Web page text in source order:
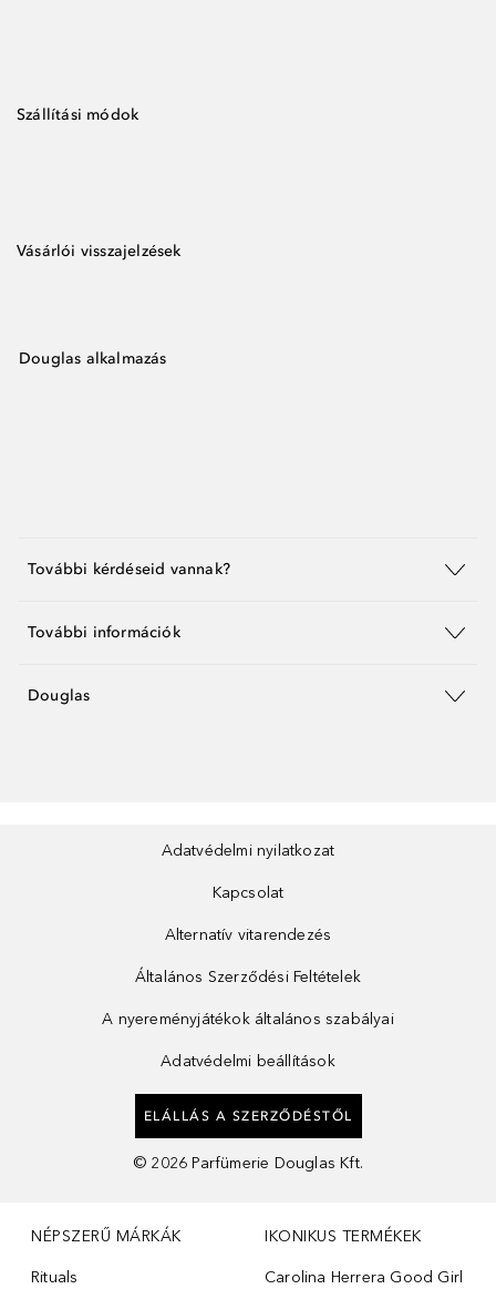
Szállítási módok
Vásárlói visszajelzések
Douglas alkalmazás
További kérdéseid vannak?
További információk
Douglas
Adatvédelmi nyilatkozat
Kapcsolat
Alternatív vitarendezés
Általános Szerződési Feltételek
A nyereményjátékok általános szabályai
Adatvédelmi beállítások
ELÁLLÁS A SZERZŐDÉSTŐL
© 2026 Parfümerie Douglas Kft.
NÉPSZERŰ MÁRKÁK
Rituals
IKONIKUS TERMÉKEK
Carolina Herrera Good Girl